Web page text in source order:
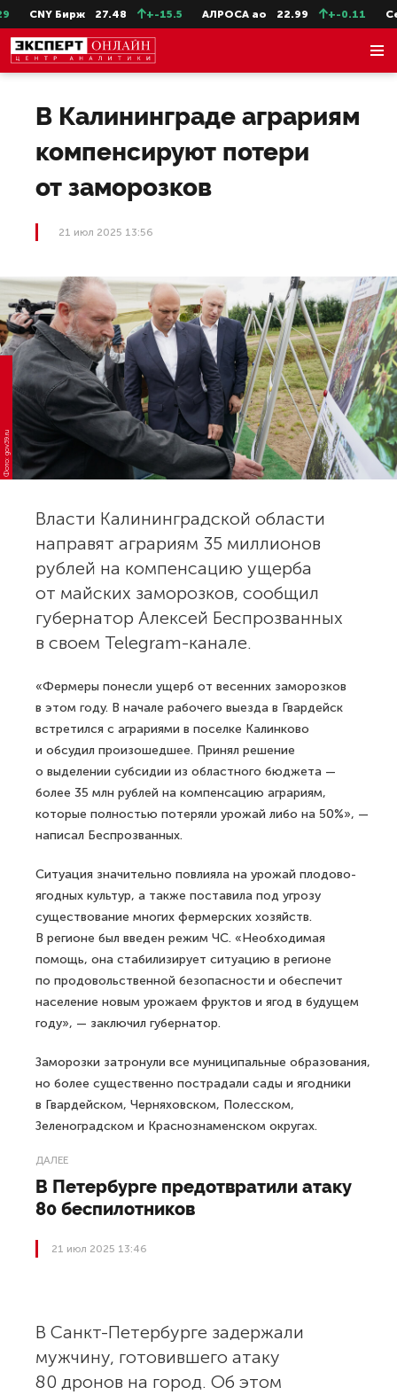
CNY Бирж 27.48 +-15.5 АЛРОСА ао 22.99 +-0.11
В Калининграде аграриям
компенсируют потери
от заморозков
21 июл 2025 13:56
Фото: gov39.ru
Власти Калининградской области
направят аграриям 35 миллионов
рублей на компенсацию ущерба
от майских заморозков, сообщил
губернатор Алексей Беспрозванных
в своем Telegram-канале.
«Фермеры понесли ущерб от весенних заморозков
в этом году. В начале рабочего выезда в Гвардейск
встретился с аграриями в поселке Калинково
и обсудил произошедшее. Принял решение
о выделении субсидии из областного бюджета —
более 35 млн рублей на компенсацию аграриям,
которые полностью потеряли урожай либо на 50%», —
написал Беспрозванных.
Ситуация значительно повлияла на урожай плодово-
ягодных культур, а также поставила под угрозу
существование многих фермерских хозяйств.
В регионе был введен режим ЧС. «Необходимая
помощь, она стабилизирует ситуацию в регионе
по продовольственной безопасности и обеспечит
население новым урожаем фруктов и ягод в будущем
году», — заключил губернатор.
Заморозки затронули все муниципальные образования,
но более существенно пострадали сады и ягодники
в Гвардейском, Черняховском, Полесском,
Зеленоградском и Краснознаменском округах.
ДАЛЕЕ
В Петербурге предотвратили атаку
80 беспилотников
21 июл 2025 13:46
В Санкт-Петербурге задержали
мужчину, готовившего атаку
80 дронов на город. Об этом